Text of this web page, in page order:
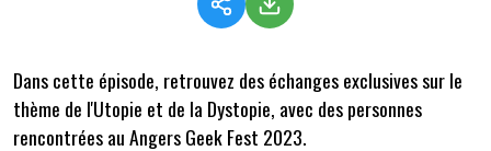
Dans cette épisode, retrouvez des échanges exclusives sur le
thème de l'Utopie et de la Dystopie, avec des personnes
rencontrées au Angers Geek Fest 2023.